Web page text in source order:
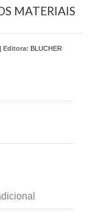
MATERIAIS
| Editora: BLUCHER